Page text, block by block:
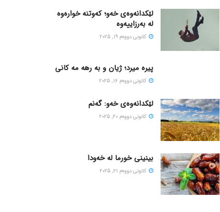
لێکدانەوەی خەو؛ کەوتنە خوارەوە
لە بەرزاییەوە
كانونی دووه‌م 19, 2025
پیره میرد؛ ژیان و به رهه مه کانی
كانونی دووه‌م 16, 2025
لێکدانەوەی خەو: گەنم
كانونی دووه‌م 20, 2025
بینینی خورما لە خەودا
كانونی دووه‌م 21, 2025